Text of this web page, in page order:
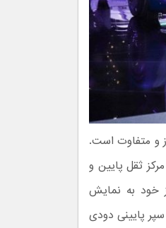
چشم‌ نواز و متفاوت است.
ثقل پایین و
خود به نمایش
پایینی دودی